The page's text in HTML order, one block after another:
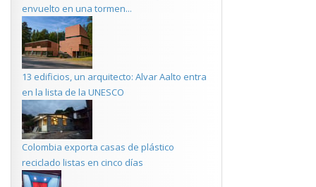
envuelto en una tormen...
13 edificios, un arquitecto: Alvar Aalto entra
en la lista de la UNESCO
Colombia exporta casas de plástico
reciclado listas en cinco días